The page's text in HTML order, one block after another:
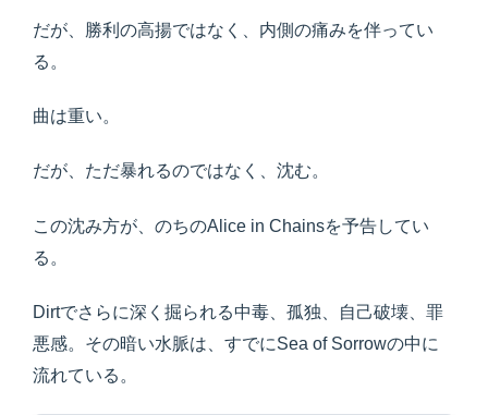
だが、勝利の高揚ではなく、内側の痛みを伴ってい
る。
曲は重い。
だが、ただ暴れるのではなく、沈む。
この沈み方が、のちのAlice in Chainsを予告してい
る。
Dirtでさらに深く掘られる中毒、孤独、自己破壊、罪
悪感。その暗い水脈は、すでにSea of Sorrowの中に
流れている。